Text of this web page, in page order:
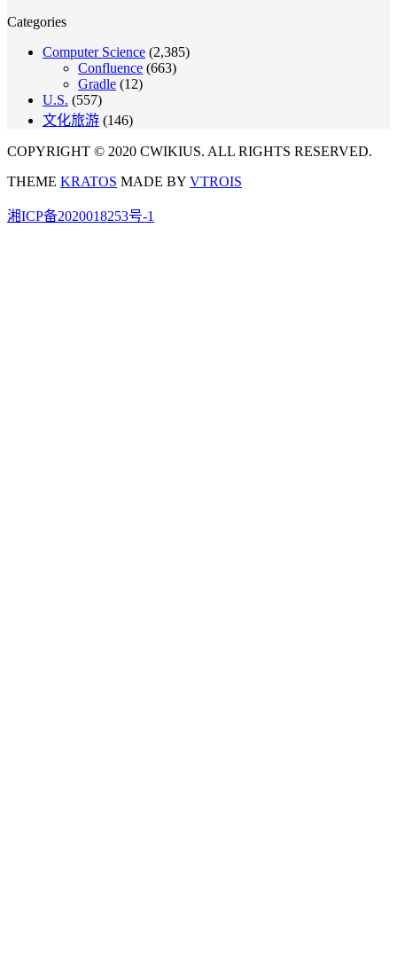
Categories
Computer Science (2,385)
Confluence (663)
Gradle (12)
U.S. (557)
文化旅游 (146)
COPYRIGHT © 2020 CWIKIUS. ALL RIGHTS RESERVED.
THEME KRATOS MADE BY VTROIS
湘ICP备2020018253号-1